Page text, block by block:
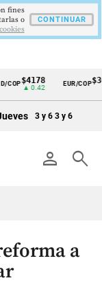
$4178
▲ 0.42
EUR/COP
3 y 6 3 y 6
person search
a
fines
o
CONTINUAR